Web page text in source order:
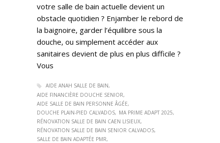
votre salle de bain actuelle devient un
obstacle quotidien ? Enjamber le rebord de
la baignoire, garder l’équilibre sous la
douche, ou simplement accéder aux
sanitaires devient de plus en plus difficile ?
Vous
AIDE ANAH SALLE DE BAIN
AIDE FINANCIÈRE DOUCHE SENIOR
AIDE SALLE DE BAIN PERSONNE ÂGÉE
DOUCHE PLAIN-PIED CALVADOS
MA PRIME ADAPT 2025
RÉNOVATION SALLE DE BAIN CAEN LISIEUX
RÉNOVATION SALLE DE BAIN SENIOR CALVADOS
SALLE DE BAIN ADAPTÉE PMR